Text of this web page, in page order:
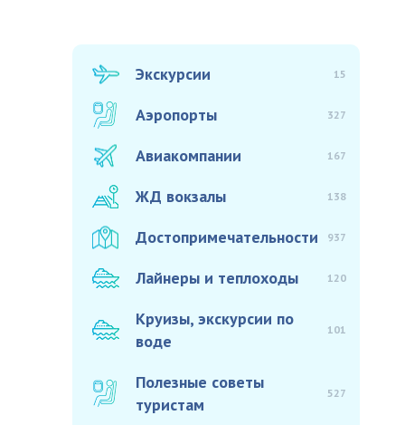
Экскурсии 15
Аэропорты 327
Авиакомпании 167
ЖД вокзалы 138
Достопримечательности 937
Лайнеры и теплоходы 120
Круизы, экскурсии по
воде
101
Полезные советы
туристам
527